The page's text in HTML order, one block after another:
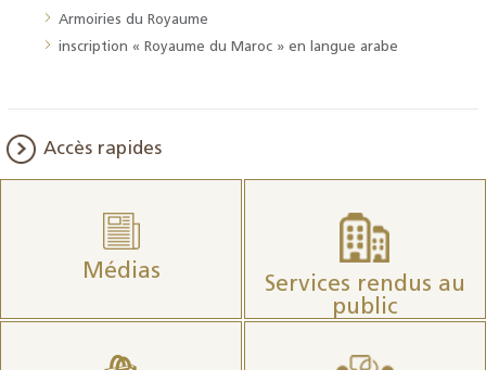
Armoiries du Royaume
inscription « Royaume du Maroc » en langue arabe
Accès rapides
Médias
Services rendus au
public